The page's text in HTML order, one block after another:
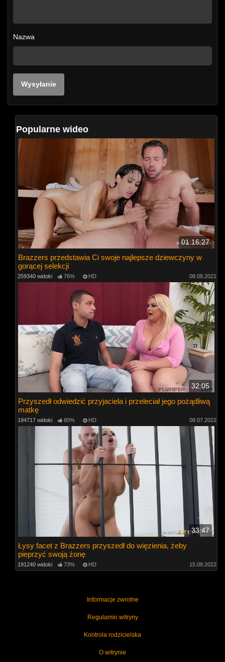
Nazwa
Popularne wideo
01:16:27
Brazzers przedstawia Ci swoje najlepsze dziewczyny w
gorącej selekcji
259340 widoki 76% HD 08.08.2021
32:05
Przyszedł odwiedzić przyjaciela i przeleciał jego pożądliwą
matkę
194717 widoki 80% HD 08.07.2022
33:47
Łysy facet z Brazzers przyszedł do więzienia, żeby
pieprzyć swoją żonę
191240 widoki 73% HD 15.09.2022
Informacje zwrotne
Regulamin witryny
Kontrola rodzicielska
O witrynie